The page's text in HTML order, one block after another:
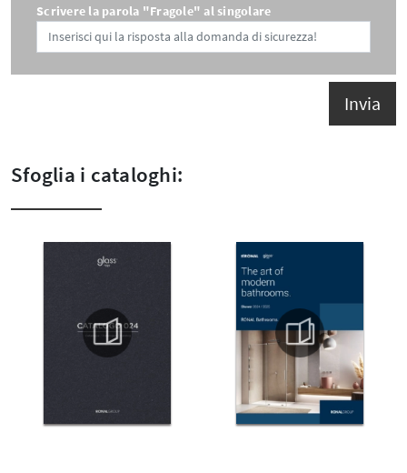
Scrivere la parola "Fragole" al singolare
Invia
Sfoglia i cataloghi: